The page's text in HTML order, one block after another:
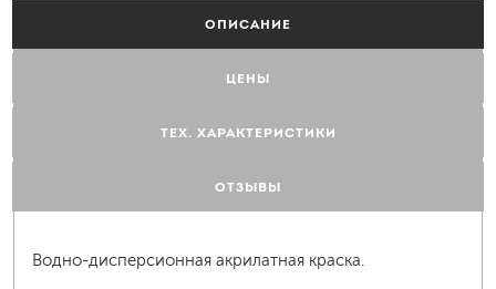
ОПИСАНИЕ
ЦЕНЫ
ТЕХ. ХАРАКТЕРИСТИКИ
ОТЗЫВЫ
Водно-дисперсионная акрилатная краска.